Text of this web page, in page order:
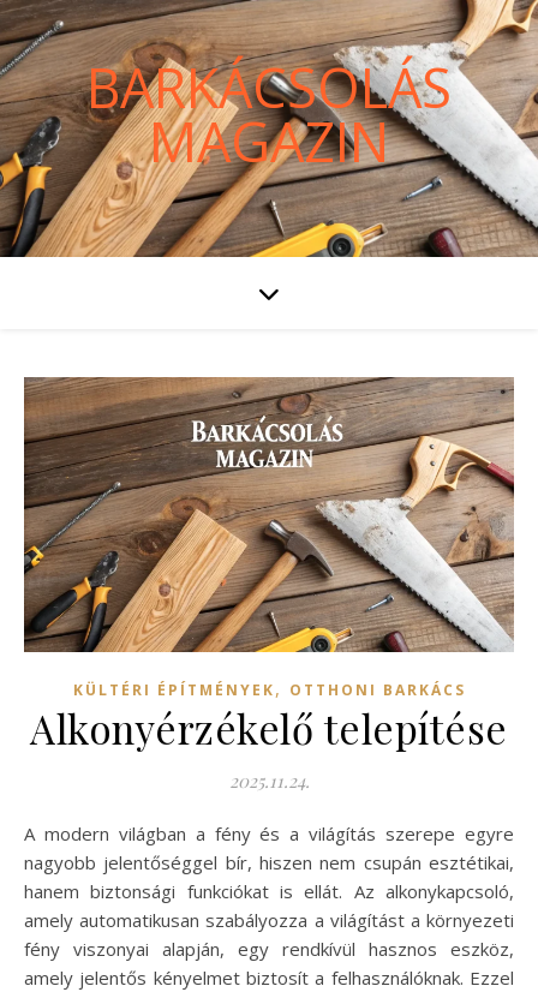
BARKÁCSOLÁS
MAGAZIN
KÜLTÉRI ÉPÍTMÉNYEK, OTTHONI BARKÁCS
Alkonyérzékelő telepítése
2025.11.24.
A modern világban a fény és a világítás szerepe egyre
nagyobb jelentőséggel bír, hiszen nem csupán esztétikai,
hanem biztonsági funkciókat is ellát. Az alkonykapcsoló,
amely automatikusan szabályozza a világítást a környezeti
fény viszonyai alapján, egy rendkívül hasznos eszköz,
amely jelentős kényelmet biztosít a felhasználóknak. Ezzel